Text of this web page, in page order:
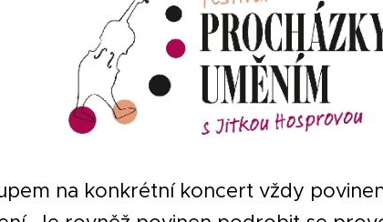
na konkrétní koncert vždy